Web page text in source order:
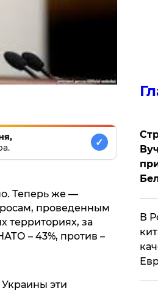
✓
Теперь же —
проведенным
территориях, за
– 43%, против –
эти
В